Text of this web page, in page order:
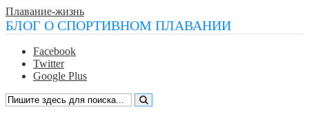
Плавание-жизнь
БЛОГ О СПОРТИВНОМ ПЛАВАНИИ
Facebook
Twitter
Google Plus